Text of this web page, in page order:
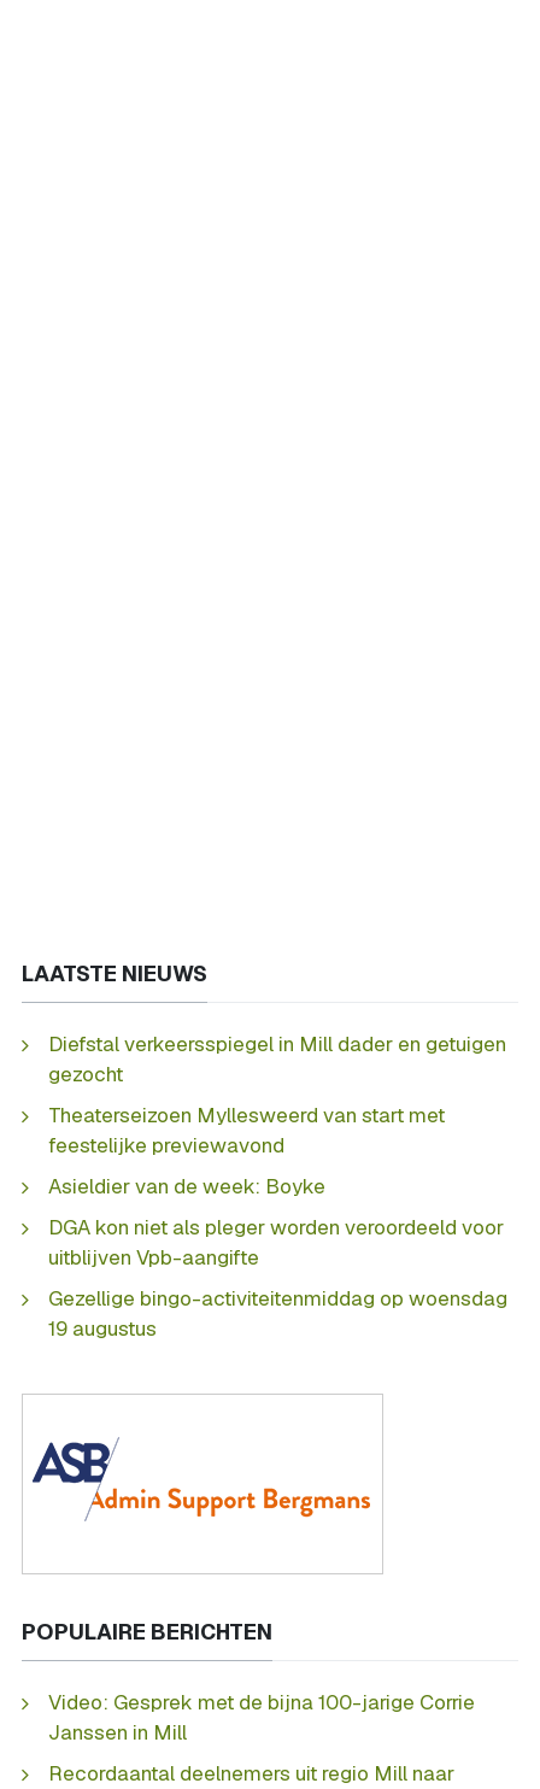
LAATSTE NIEUWS
Diefstal verkeersspiegel in Mill dader en getuigen
gezocht
Theaterseizoen Myllesweerd van start met
feestelijke previewavond
Asieldier van de week: Boyke
DGA kon niet als pleger worden veroordeeld voor
uitblijven Vpb-aangifte
Gezellige bingo-activiteitenmiddag op woensdag
19 augustus
POPULAIRE BERICHTEN
Video: Gesprek met de bijna 100-jarige Corrie
Janssen in Mill
Recordaantal deelnemers uit regio Mill naar